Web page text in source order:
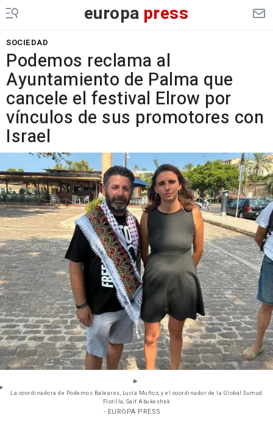
europa press
SOCIEDAD
Podemos reclama al
Ayuntamiento de Palma que
cancele el festival Elrow por
vínculos de sus promotores con
Israel
La coordinadora de Podemos Baleares, Lucía Muñoz, y el coordinador de la Global Sumud
Flotilla, Saif Abukeshek
- EUROPA PRESS